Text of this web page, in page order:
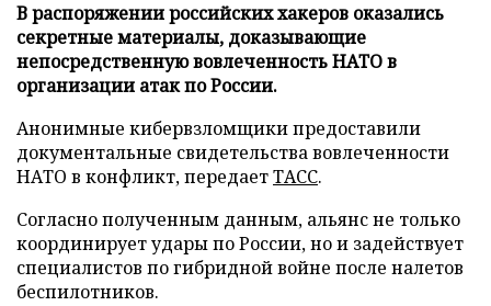
В распоряжении российских хакеров оказались
секретные материалы, доказывающие
непосредственную вовлеченность НАТО в
организации атак по России.
Анонимные кибервзломщики предоставили
документальные свидетельства вовлеченности
НАТО в конфликт, передаетТАСС.
Согласно полученным данным, альянс не только
координирует удары по России, но и задействует
специалистов по гибридной войне после налетов
беспилотников.